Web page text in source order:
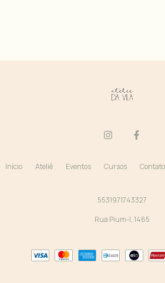
Início Ateliê Eventos Cursos Contato
5531971743327
Rua Pium-I, 1465